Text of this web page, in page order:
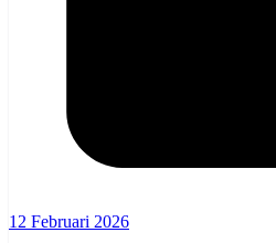
12 Februari 2026